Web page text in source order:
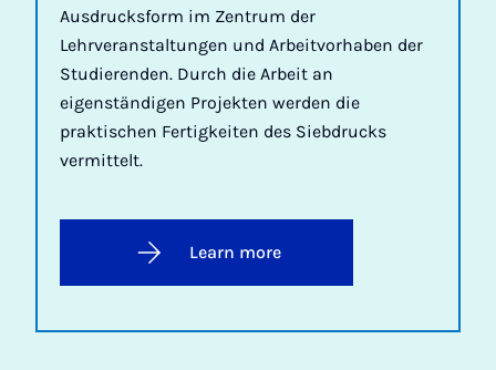
Ausdrucksform im Zentrum der
Lehrveranstaltungen und Arbeitvorhaben der
Studierenden. Durch die Arbeit an
eigenständigen Projekten werden die
praktischen Fertigkeiten des Siebdrucks
vermittelt.
Learn more